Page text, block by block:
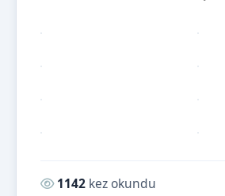
Okunma sayısı:
1142 kez okundu